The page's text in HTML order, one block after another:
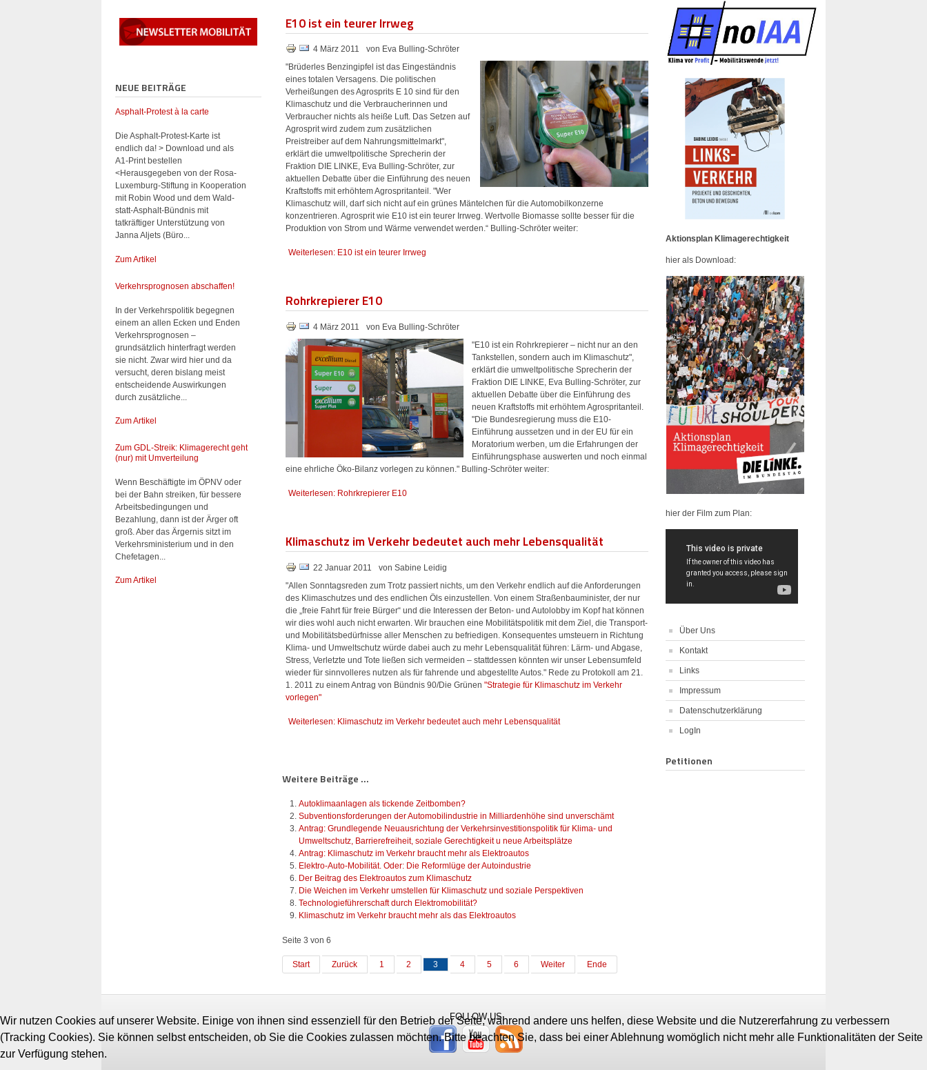
NEUE BEITRÄGE
Asphalt-Protest à la carte
Die Asphalt-Protest-Karte ist
endlich da! > Download und als
A1-Print bestellen
<Herausgegeben von der Rosa-
Luxemburg-Stiftung in Kooperation
mit Robin Wood und dem Wald-
statt-Asphalt-Bündnis mit
tatkräftiger Unterstützung von
Janna Aljets (Büro...
Zum Artikel
Verkehrsprognosen abschaffen!
In der Verkehrspolitik begegnen
einem an allen Ecken und Enden
Verkehrsprognosen –
grundsätzlich hinterfragt werden
sie nicht. Zwar wird hier und da
versucht, deren bislang meist
entscheidende Auswirkungen
durch zusätzliche...
Zum Artikel
Zum GDL-Streik: Klimagerecht geht
(nur) mit Umverteilung
Wenn Beschäftigte im ÖPNV oder
bei der Bahn streiken, für bessere
Arbeitsbedingungen und
Bezahlung, dann ist der Ärger oft
groß. Aber das Ärgernis sitzt im
Verkehrsministerium und in den
Chefetagen...
Zum Artikel
E10 ist ein teurer Irrweg
4 März 2011
von Eva Bulling-Schröter
"Brüderles Benzingipfel ist das Eingeständnis
eines totalen Versagens. Die politischen
Verheißungen des Agrosprits E 10 sind für den
Klimaschutz und die Verbraucherinnen und
Verbraucher nichts als heiße Luft. Das Setzen auf
Agrosprit wird zudem zum zusätzlichen
Preistreiber auf dem Nahrungsmittelmarkt",
erklärt die umweltpolitische Sprecherin der
Fraktion DIE LINKE, Eva Bulling-Schröter, zur
aktuellen Debatte über die Einführung des neuen
Kraftstoffs mit erhöhtem Agrospritanteil. "Wer
Klimaschutz will, darf sich nicht auf ein grünes Mäntelchen für die Automobilkonzerne
konzentrieren. Agrosprit wie E10 ist ein teurer Irrweg. Wertvolle Biomasse sollte besser für die
Produktion von Strom und Wärme verwendet werden.“ Bulling-Schröter weiter:
Weiterlesen: E10 ist ein teurer Irrweg
Rohrkrepierer E10
4 März 2011
von Eva Bulling-Schröter
"E10 ist ein Rohrkrepierer – nicht nur an den
Tankstellen, sondern auch im Klimaschutz",
erklärt die umweltpolitische Sprecherin der
Fraktion DIE LINKE, Eva Bulling-Schröter, zur
aktuellen Debatte über die Einführung des
neuen Kraftstoffs mit erhöhtem Agrospritanteil.
"Die Bundesregierung muss die E10-
Einführung aussetzen und in der EU für ein
Moratorium werben, um die Erfahrungen der
Einführungsphase auswerten und noch einmal
eine ehrliche Öko-Bilanz vorlegen zu können." Bulling-Schröter weiter:
Weiterlesen: Rohrkrepierer E10
Klimaschutz im Verkehr bedeutet auch mehr Lebensqualität
22 Januar 2011
von Sabine Leidig
"Allen Sonntagsreden zum Trotz passiert nichts, um den Verkehr endlich auf die Anforderungen
des Klimaschutzes und des endlichen Öls einzustellen. Von einem Straßenbauminister, der nur
die „freie Fahrt für freie Bürger“ und die Interessen der Beton- und Autolobby im Kopf hat können
wir dies wohl auch nicht erwarten. Wir brauchen eine Mobilitätspolitik mit dem Ziel, die Transport-
und Mobilitätsbedürfnisse aller Menschen zu befriedigen. Konsequentes umsteuern in Richtung
Klima- und Umweltschutz würde dabei auch zu mehr Lebensqualität führen: Lärm- und Abgase,
Stress, Verletzte und Tote ließen sich vermeiden – stattdessen könnten wir unser Lebensumfeld
wieder für sinnvolleres nutzen als für fahrende und abgestellte Autos." Rede zu Protokoll am 21.
1. 2011 zu einem Antrag von Bündnis 90/Die Grünen"Strategie für Klimaschutz im Verkehr
vorlegen"
Weiterlesen: Klimaschutz im Verkehr bedeutet auch mehr Lebensqualität
Weitere Beiträge ...
Autoklimaanlagen als tickende Zeitbomben?
Subventionsforderungen der Automobilindustrie in Milliardenhöhe sind unverschämt
Antrag: Grundlegende Neuausrichtung der Verkehrsinvestitionspolitik für Klima- und
Umweltschutz, Barrierefreiheit, soziale Gerechtigkeit u neue Arbeitsplätze
Antrag: Klimaschutz im Verkehr braucht mehr als Elektroautos
Elektro-Auto-Mobilität. Oder: Die Reformlüge der Autoindustrie
Der Beitrag des Elektroautos zum Klimaschutz
Die Weichen im Verkehr umstellen für Klimaschutz und soziale Perspektiven
Technologieführerschaft durch Elektromobilität?
Klimaschutz im Verkehr braucht mehr als das Elektroautos
Seite 3 von 6
Start Zurück 1 2 3 4 5 6 Weiter Ende
Aktionsplan Klimagerechtigkeit
hier als Download:
hier der Film zum Plan:
Über Uns
Kontakt
Links
Impressum
Datenschutzerklärung
LogIn
Petitionen
FOLLOW US
Wir nutzen Cookies auf unserer Website. Einige von ihnen sind essenziell für den Betrieb der Seite, während andere uns helfen, diese Website und die Nutzererfahrung zu verbessern
(Tracking Cookies). Sie können selbst entscheiden, ob Sie die Cookies zulassen möchten. Bitte beachten Sie, dass bei einer Ablehnung womöglich nicht mehr alle Funktionalitäten der Seite
zur Verfügung stehen.